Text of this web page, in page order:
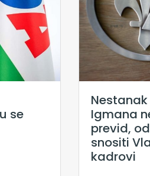
se
Igmana
previd,
snositi
kadrovi